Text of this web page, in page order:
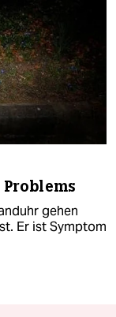
gehen
Er ist Symptom